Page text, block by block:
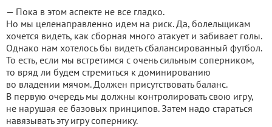
— Пока в этом аспекте не все гладко.
Но мы целенаправленно идем на риск. Да, болельщикам
хочется видеть, как сборная много атакует и забивает голы.
Однако нам хотелось бы видеть сбалансированный футбол.
То есть, если мы встретимся с очень сильным соперником,
то вряд ли будем стремиться к доминированию
во владении мячом. Должен присутствовать баланс.
В первую очередь мы должны контролировать свою игру,
не нарушая ее базовых принципов. Затем надо стараться
навязывать эту игру сопернику.